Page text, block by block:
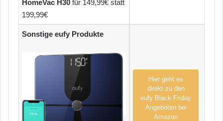
HomeVac H30 für 149,99€ statt
199,99€
Sonstige eufy Produkte
Hier geht es
direkt zu den
eufy Black Friday
Angeboten bei
Amazon